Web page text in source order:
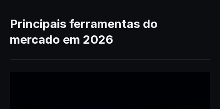
Principais ferramentas do
mercado em 2026